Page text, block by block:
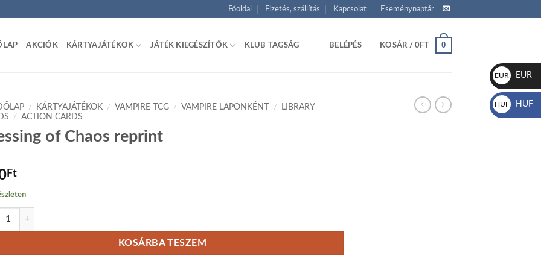
Főoldal Fizetés, szállítás Kapcsolat Eseménynaptár
AKCIÓK KÁRTYAJÁTÉKOK JÁTÉK KIEGÉSZÍTŐK KLUB TAGSÁG BELÉPÉS KOSÁR /0FT 0
/ KÁRTYAJÁTÉKOK / VAMPIRE TCG / VAMPIRE LAPONKÉNT /
LIBRARY
/ ACTION CARDS
of Chaos reprint
Ft
of Chaos reprint mennyiség
KOSÁRBA TESZEM
EUR
€
EUR
HUF
Ft
HUF